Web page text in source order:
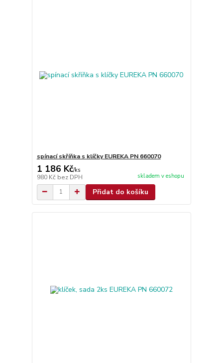
spínací skříňka s klíčky EUREKA PN 660070
1 186 Kč/ks
980 Kč bez DPH skladem v eshopu
Přidat do košíku